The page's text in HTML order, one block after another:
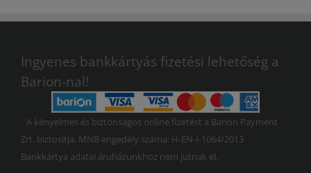
Ingyenes bankkártyás fizetési lehetőség a
Barion-nal!
A kényelmes és biztonságos online fizetést a Barion Payment
Zrt. biztosítja, MNB engedély száma: H-EN-I-1064/2013
Bankkártya adatai áruházunkhoz nem jutnak el.